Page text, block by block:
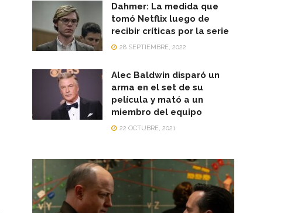
Dahmer: La medida que
tomó Netflix luego de
recibir críticas por la serie
28 SEPTIEMBRE, 2022
Alec Baldwin disparó un
arma en el set de su
película y mató a un
miembro del equipo
22 OCTUBRE, 2021